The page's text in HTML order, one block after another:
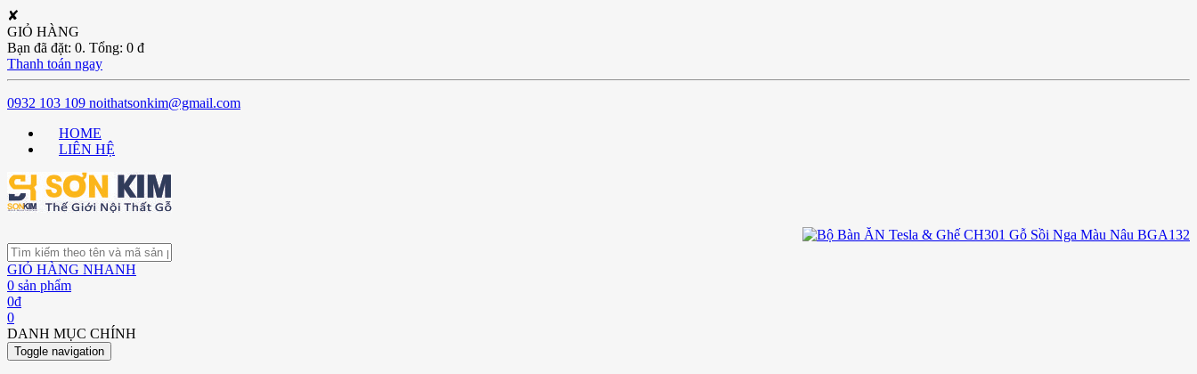
✘
GIỎ HÀNG
Bạn đã đặt: 0. Tổng: 0 đ
Thanh toán ngay
0932 103 109 noithatsonkim@gmail.com
HOME
LIÊN HỆ
GIỎ HÀNG NHANH
0 sản phẩm
0đ
0
DANH MỤC CHÍNH
Toggle navigation